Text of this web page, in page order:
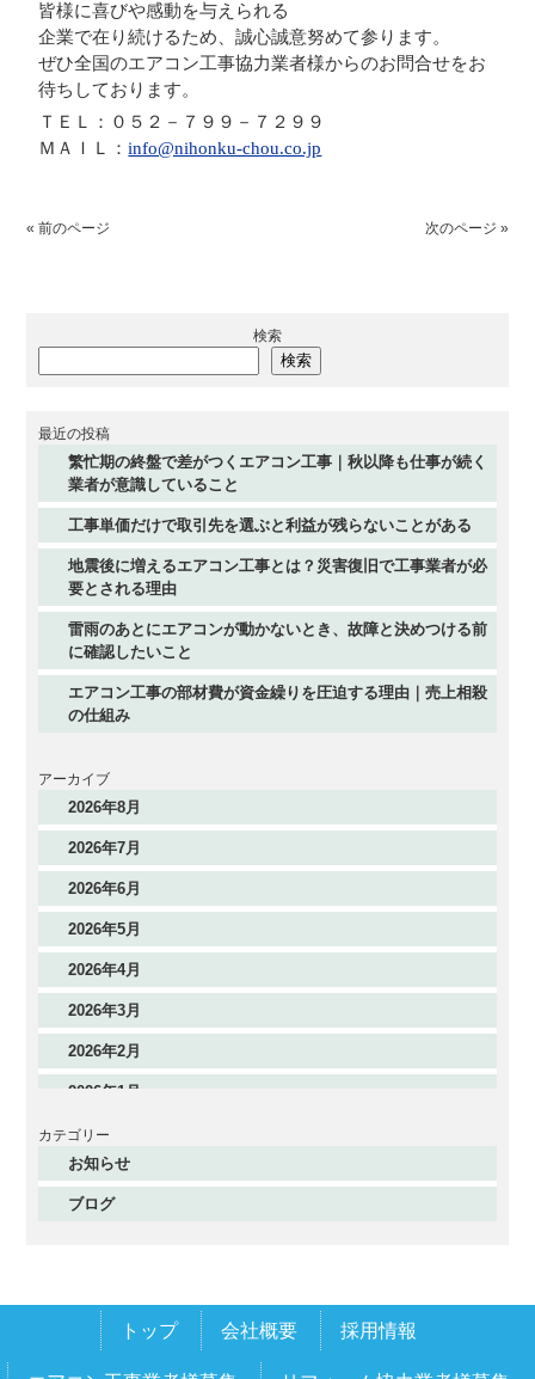
皆様に喜びや感動を与えられる
企業で在り続けるため、誠心誠意努めて参ります。
ぜひ全国のエアコン工事協力業者様からのお問合せをお
待ちしております。
ＴＥＬ：０５２－７９９－７２９９
ＭＡＩＬ：info@nihonku-chou.co.jp
« 前のページ 次のページ »
検索
検索
最近の投稿
繁忙期の終盤で差がつくエアコン工事｜秋以降も仕事が続く
業者が意識していること
工事単価だけで取引先を選ぶと利益が残らないことがある
地震後に増えるエアコン工事とは？災害復旧で工事業者が必
要とされる理由
雷雨のあとにエアコンが動かないとき、故障と決めつける前
に確認したいこと
エアコン工事の部材費が資金繰りを圧迫する理由｜売上相殺
の仕組み
アーカイブ
2026年8月
2026年7月
2026年6月
2026年5月
2026年4月
2026年3月
2026年2月
2026年1月
2025年12月
2025年11月
2025年10月
2025年7月
カテゴリー
お知らせ
ブログ
トップ 会社概要 採用情報